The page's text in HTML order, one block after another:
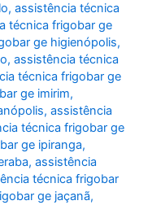
,assistência técnica
técnica frigobar ge
ge higienópolis,
,assistência técnica
técnica frigobar ge
ge imirim,
,assistência
técnica frigobar ge
ge ipiranga,
,assistência
técnica frigobar
ge jaçanã,